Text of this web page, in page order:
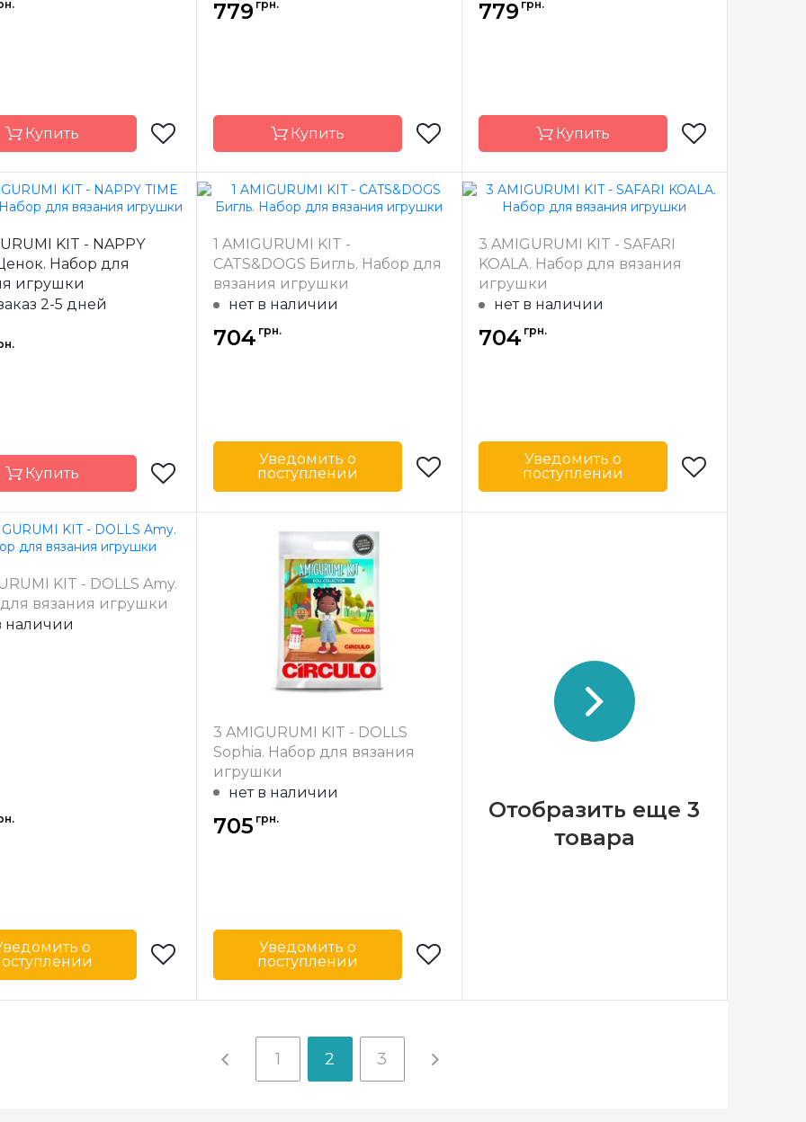
Купить
Бразилия
779 грн.
Купить
Страна-
производитель
779 грн.
Купить
Страна-
производитель
Бразилия
KIT - NAPPY
Набор для
игрушки
2-5 дней
Купить
Бразилия
1 AMIGURUMI KIT -
CATS&DOGS Бигль. Набор для
вязания игрушки
нет в наличии
704 грн.
Уведомить о
поступлении
Бренд
Circulo
производитель
3 AMIGURUMI KIT - SAFARI
KOALA. Набор для вязания
игрушки
нет в наличии
704 грн.
Уведомить о
поступлении
Бренд
Circulo
KIT - DOLLS Amy.
вязания игрушки
наличии
о
Circulo
3 AMIGURUMI KIT - DOLLS
Sophia. Набор для вязания
игрушки
нет в наличии
705 грн.
Уведомить о
поступлении
Бренд
Circulo
производитель
Отобразить еще 3
товара
1 2 3